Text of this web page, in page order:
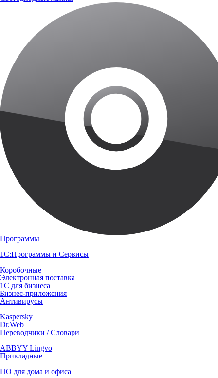
Программы
1С:Программы и Сервисы
Коробочные
Электронная поставка
1С для бизнеса
Бизнес-приложения
Антивирусы
Kaspersky
Dr.Web
Переводчики / Словари
ABBYY Lingvo
Прикладные
ПО для дома и офиса